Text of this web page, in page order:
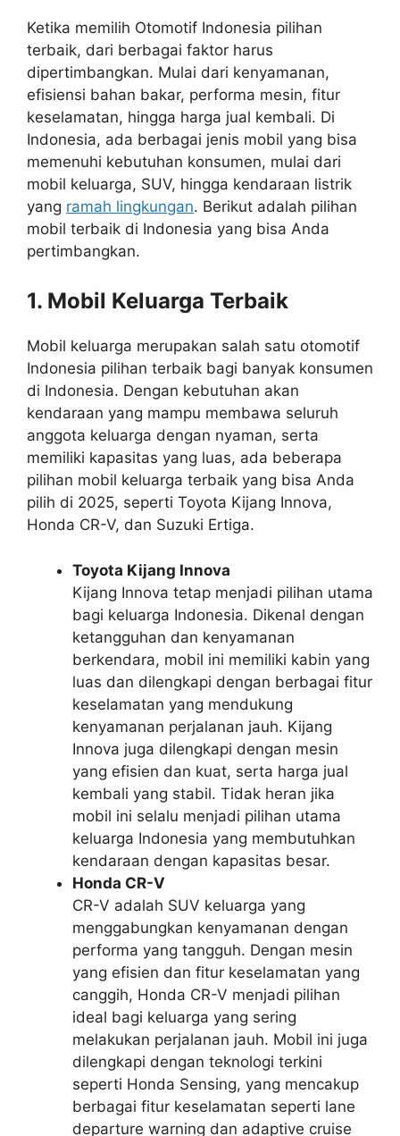
Ketika memilih Otomotif Indonesia pilihan
terbaik, dari berbagai faktor harus
dipertimbangkan. Mulai dari kenyamanan,
efisiensi bahan bakar, performa mesin, fitur
keselamatan, hingga harga jual kembali. Di
Indonesia, ada berbagai jenis mobil yang bisa
memenuhi kebutuhan konsumen, mulai dari
mobil keluarga, SUV, hingga kendaraan listrik
yang ramah lingkungan. Berikut adalah pilihan
mobil terbaik di Indonesia yang bisa Anda
pertimbangkan.
1. Mobil Keluarga Terbaik
Mobil keluarga merupakan salah satu otomotif
Indonesia pilihan terbaik bagi banyak konsumen
di Indonesia. Dengan kebutuhan akan
kendaraan yang mampu membawa seluruh
anggota keluarga dengan nyaman, serta
memiliki kapasitas yang luas, ada beberapa
pilihan mobil keluarga terbaik yang bisa Anda
pilih di 2025, seperti Toyota Kijang Innova,
Honda CR-V, dan Suzuki Ertiga.
Toyota Kijang Innova
Kijang Innova tetap menjadi pilihan utama
bagi keluarga Indonesia. Dikenal dengan
ketangguhan dan kenyamanan
berkendara, mobil ini memiliki kabin yang
luas dan dilengkapi dengan berbagai fitur
keselamatan yang mendukung
kenyamanan perjalanan jauh. Kijang
Innova juga dilengkapi dengan mesin
yang efisien dan kuat, serta harga jual
kembali yang stabil. Tidak heran jika
mobil ini selalu menjadi pilihan utama
keluarga Indonesia yang membutuhkan
kendaraan dengan kapasitas besar.
Honda CR-V
CR-V adalah SUV keluarga yang
menggabungkan kenyamanan dengan
performa yang tangguh. Dengan mesin
yang efisien dan fitur keselamatan yang
canggih, Honda CR-V menjadi pilihan
ideal bagi keluarga yang sering
melakukan perjalanan jauh. Mobil ini juga
dilengkapi dengan teknologi terkini
seperti Honda Sensing, yang mencakup
berbagai fitur keselamatan seperti lane
departure warning dan adaptive cruise